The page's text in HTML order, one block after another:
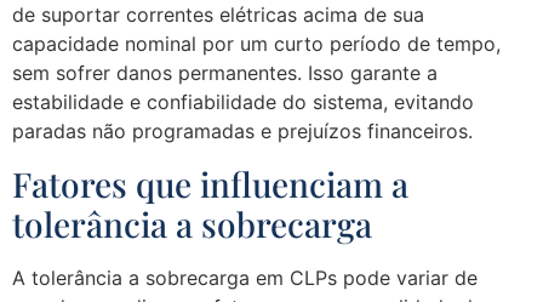
de suportar correntes elétricas acima de sua
capacidade nominal por um curto período de tempo,
sem sofrer danos permanentes. Isso garante a
estabilidade e confiabilidade do sistema, evitando
paradas não programadas e prejuízos financeiros.
Fatores que influenciam a
tolerância a sobrecarga
A tolerância a sobrecarga em CLPs pode variar de